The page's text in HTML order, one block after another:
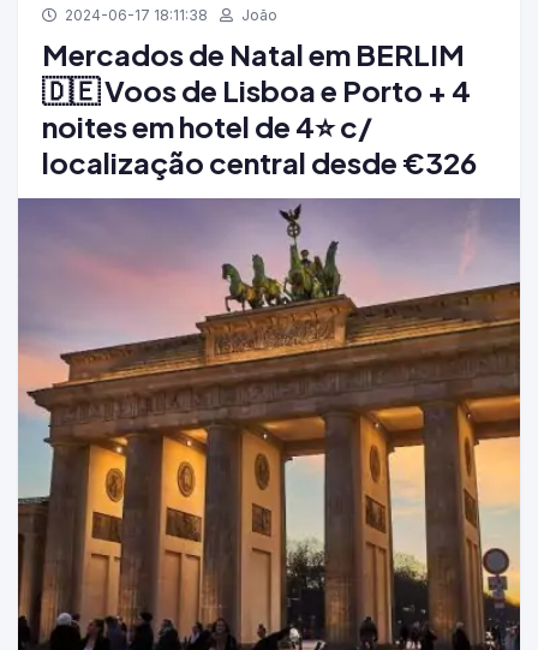
2024-06-17 18:11:38 João
Mercados de Natal em BERLIM
🇩🇪 Voos de Lisboa e Porto + 4
noites em hotel de 4⭐ c/
localização central desde €326